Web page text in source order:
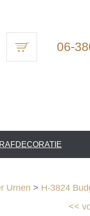
06-
Urnen > H-3824
<<